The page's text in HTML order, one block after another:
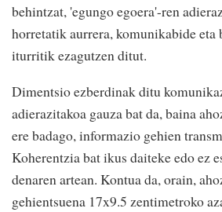
behintzat, 'egungo egoera'-ren
horretatik aurrera, komunikabide eta
iturritik ezagutzen ditut.
Dimentsio ezberdinak ditu
adierazitakoa gauza bat da, baina
ere badago, informazio gehien
Koherentzia bat ikus daiteke edo ez
denaren artean. Kontua da, orain,
gehientsuena 17x9.5 zentimetroko